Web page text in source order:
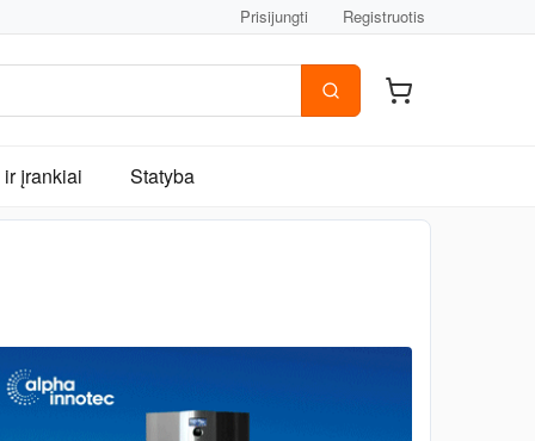
Prisijungti Registruotis
įrankiai Statyba